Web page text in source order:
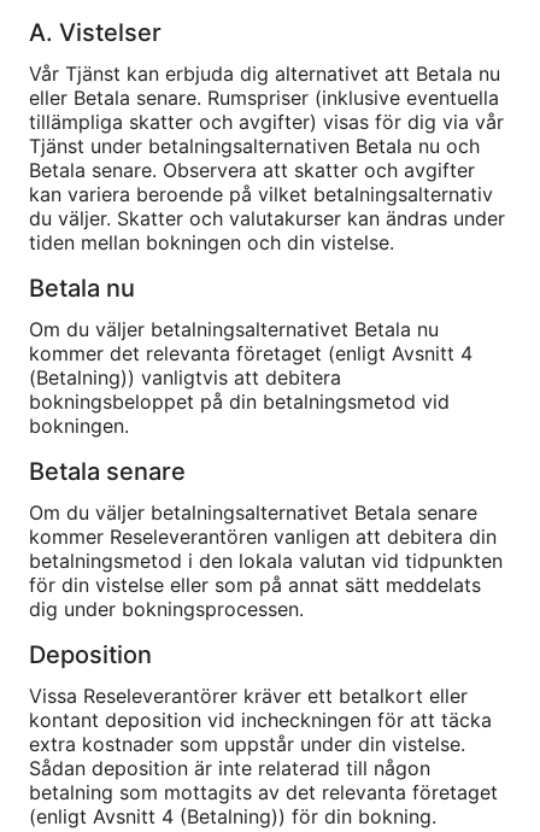
A. Vistelser
Vår Tjänst kan erbjuda dig alternativet att Betala nu
eller Betala senare. Rumspriser (inklusive eventuella
tillämpliga skatter och avgifter) visas för dig via vår
Tjänst under betalningsalternativen Betala nu och
Betala senare. Observera att skatter och avgifter
kan variera beroende på vilket betalningsalternativ
du väljer. Skatter och valutakurser kan ändras under
tiden mellan bokningen och din vistelse.
Betala nu
Om du väljer betalningsalternativet Betala nu
kommer det relevanta företaget (enligt Avsnitt 4
(Betalning)) vanligtvis att debitera
bokningsbeloppet på din betalningsmetod vid
bokningen.
Betala senare
Om du väljer betalningsalternativet Betala senare
kommer Reseleverantören vanligen att debitera din
betalningsmetod i den lokala valutan vid tidpunkten
för din vistelse eller som på annat sätt meddelats
dig under bokningsprocessen.
Deposition
Vissa Reseleverantörer kräver ett betalkort eller
kontant deposition vid incheckningen för att täcka
extra kostnader som uppstår under din vistelse.
Sådan deposition är inte relaterad till någon
betalning som mottagits av det relevanta företaget
(enligt Avsnitt 4 (Betalning)) för din bokning.